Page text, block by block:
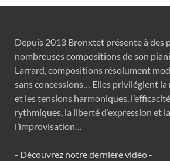
Depuis 2013 Bronxtet présente à des
nombreuses compositions de son
Larrard, compositions résolument
sans concessions… Elles privilégient la
et les tensions harmoniques,
rythmiques, la liberté d’expression et
l’improvisation…
- Découvrez notre dernière vidéo -